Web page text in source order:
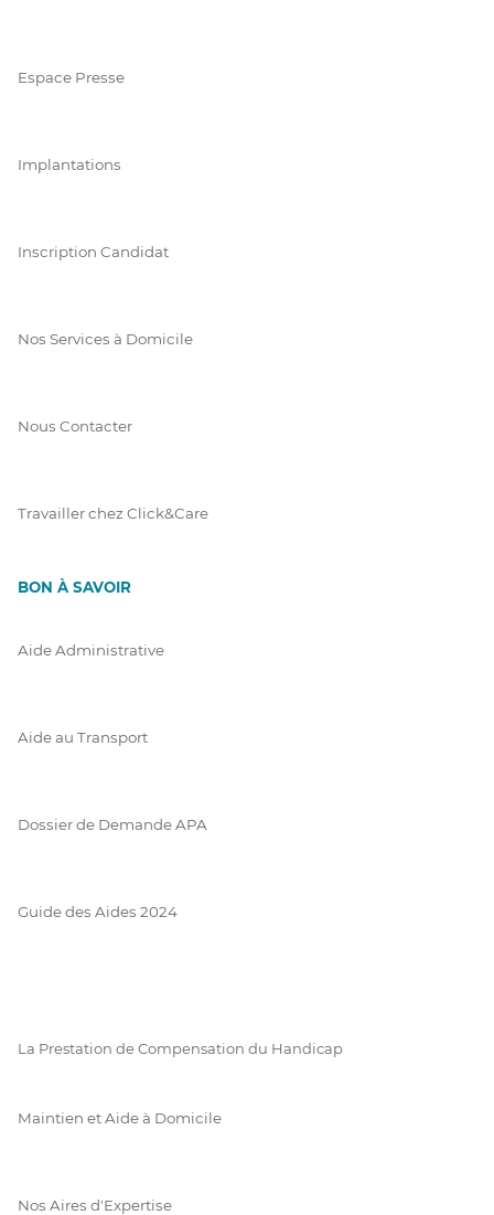
Espace Presse
Implantations
Inscription Candidat
Nos Services à Domicile
Nous Contacter
Travailler chez Click&Care
BON À SAVOIR
Aide Administrative
Aide au Transport
Dossier de Demande APA
Guide des Aides 2024
La Prestation de Compensation du Handicap
Maintien et Aide à Domicile
Nos Aires d'Expertise